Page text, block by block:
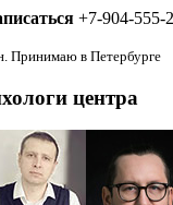
+7-904-555-
Принимаю в Петербурге
центра